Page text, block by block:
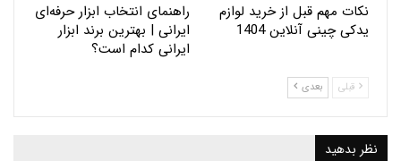
نکات مهم قبل از خرید لوازم
یدکی چینی آنلاین 1404
راهنمای انتخاب ابزار حرفه‌ای
ایرانی | بهترین برند ابزار
ایرانی کدام است؟
قبلی بعدی
نظر بدهید